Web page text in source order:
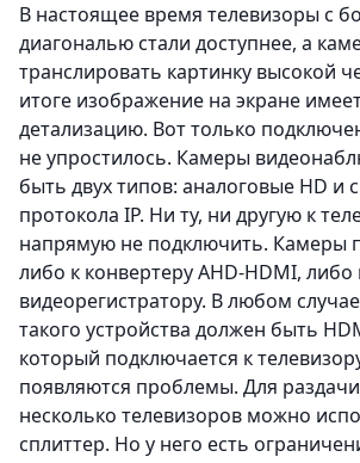
В настоящее время телевизоры с
диагональю стали доступнее, а
транслировать картинку высокой
итоге изображение на экране
детализацию. Вот только
не упростилось. Камеры
быть двух типов: аналоговые HD и
протокола IP. Ни ту, ни другую к
напрямую не подключить. Камеры
либо к конвертеру AHD-HDMI, либо
видеорегистратору. В любом
такого устройства должен быть
который подключается к
появляются проблемы. Для
несколько телевизоров можно
сплиттер. Но у него есть